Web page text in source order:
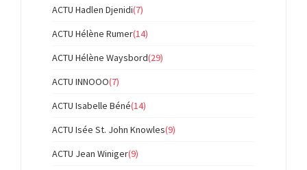
ACTU Hadlen Djenidi(7)
ACTU Hélène Rumer(14)
ACTU Hélène Waysbord(29)
ACTU INNOOO(7)
ACTU Isabelle Béné(14)
ACTU Isée St. John Knowles(9)
ACTU Jean Winiger(9)